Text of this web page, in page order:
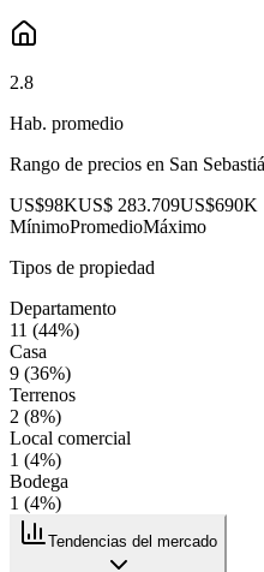
2.8
Hab. promedio
Rango de precios en San
US$98KUS$ 283.709US$690K
MínimoPromedioMáximo
Tipos de propiedad
Departamento
11 (44%)
Casa
9 (36%)
Terrenos
2 (8%)
Local comercial
1 (4%)
Bodega
1 (4%)
Tendencias del mercado